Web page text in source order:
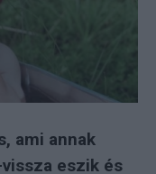
ami annak
eszik és